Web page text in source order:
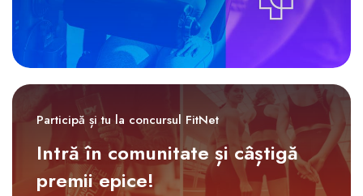
Participă și tu la concursul FitNet
Intră în comunitate și câștigă
premii epice!